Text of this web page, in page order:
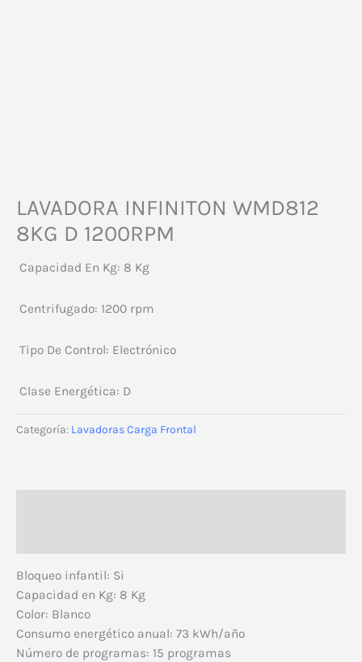
LAVADORA INFINITON WMD812
8KG D 1200RPM
Capacidad En Kg: 8 Kg
Centrifugado: 1200 rpm
Tipo De Control: Electrónico
Clase Energética: D
Categoría: Lavadoras Carga Frontal
Bloqueo infantil: Si
Capacidad en Kg: 8 Kg
Color: Blanco
Consumo energético anual: 73 kWh/año
Número de programas: 15 programas